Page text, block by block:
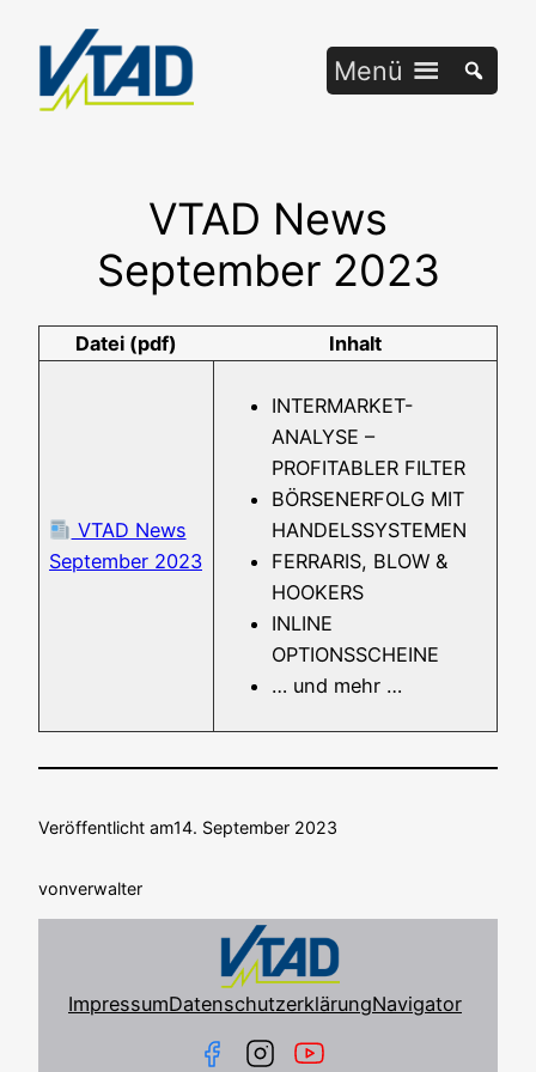
springen
Menü
VTAD News
September 2023
Datei (pdf) Inhalt
VTAD News
Sep­tem­ber 2023
INTERMARKET-
ANALYSE –
PROFITABLER FILTER
BÖRSENERFOLG MIT
HANDELSSYSTEMEN
FERRARIS, BLOW &
HOOKERS
INLINE
OPTIONSSCHEINE
… und mehr …
Veröffentlicht am14. September 2023
vonverwalter
ImpressumDatenschutzerklärungNavigator